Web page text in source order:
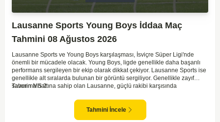
Lausanne Sports Young Boys İddaa Maç
Tahmini 08 Ağustos 2026
Lausanne Sports ve Young Boys karşılaşması, İsviçre Süper Ligi'nde
önemli bir mücadele olacak. Young Boys, ligde genellikle daha başarılı
performans sergileyen bir ekip olarak dikkat çekiyor. Lausanne Sports ise
genellikle alt sıralarda bulunan bir görüntü sergiliyor. Genellikle zayıf
savunma hattına sahip olan Lausanne, güçlü rakibi karşısında
Maçın sonucunda Young Boys'un galip gelme olasılığı yüksek görünüyor.
Tahmin MS 2
Tahmini İncele